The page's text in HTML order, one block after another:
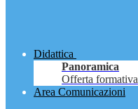
Didattica
Panoramica
Offerta formativa
Area Comunicazioni